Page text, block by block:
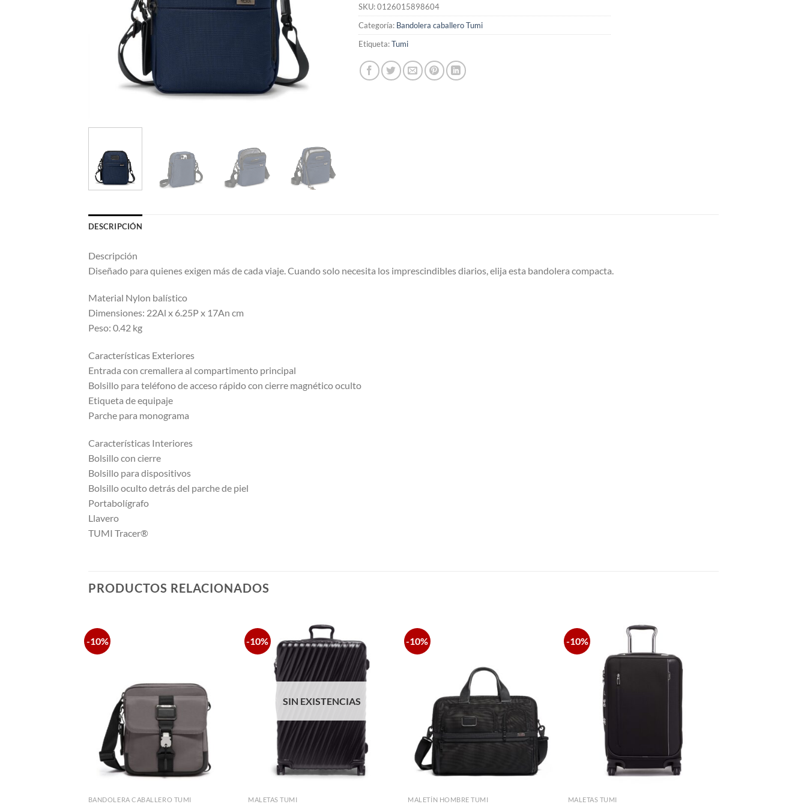
SKU:0126015898604
Categoría: Bandolera caballero Tumi
Etiqueta:Tumi
DESCRIPCIÓN
Descripción
Diseñado para quienes exigen más de cada viaje. Cuando solo necesita los imprescindibles diarios, elija esta bandolera compacta.
Material Nylon balístico
Dimensiones: 22Al x 6.25P x 17An cm
Peso: 0.42 kg
Características Exteriores
Entrada con cremallera al compartimento principal
Bolsillo para teléfono de acceso rápido con cierre magnético oculto
Etiqueta de equipaje
Parche para monograma
Características Interiores
Bolsillo con cierre
Bolsillo para dispositivos
Bolsillo oculto detrás del parche de piel
Portabolígrafo
Llavero
TUMI Tracer®
PRODUCTOS RELACIONADOS
-10%
BANDOLERA CABALLERO TUMI
-10%
SIN EXISTENCIAS
MALETAS TUMI
-10%
MALETÍN HOMBRE TUMI
-10%
MALETAS TUMI